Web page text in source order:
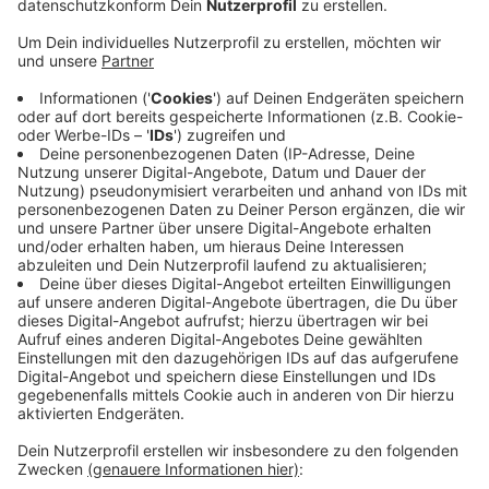
Anzeige
Durch die Abschaltung der Heizung sollen demnach
jährlich bis zu 30.000 kWh Strom eingespart werden. In
dem Tropenhaus wuchsen bisher vor allem tropische
Pflanzen von den Kanaren, Kaffeepflanzen oder auch
eine Bananenstaude. Die meisten der Pflanzen wurden
in ein Verwaltungsgebäude umgesiedelt. Nur die
Bananenstaude hat das nicht überstanden. Sie hätte
wegen ihrer Größe nicht umgepflanzt werden können,
sagt die Stadtverwaltung. Derzeit wir überlegt, ob und
wie das Tropenhaus energiefreundlicher weiter
betrieben werden kann.